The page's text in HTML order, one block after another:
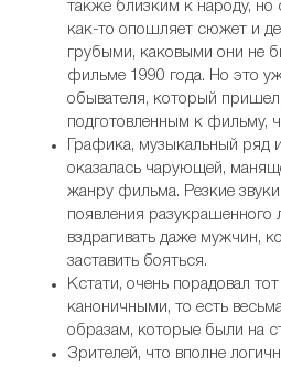
также близким к народу, но
как-то опошляет сюжет и
грубыми, каковыми они не
фильме 1990 года. Но это
обывателя, который
подготовленным к фильму,
Графика, музыкальный ряд
оказалась чарующей,
жанру фильма. Резкие
появления разукрашенного
вздрагивать даже мужчин,
заставить бояться.
Кстати, очень порадовал
каноничными, то есть
образам, которые были на
Зрителей, что вполне